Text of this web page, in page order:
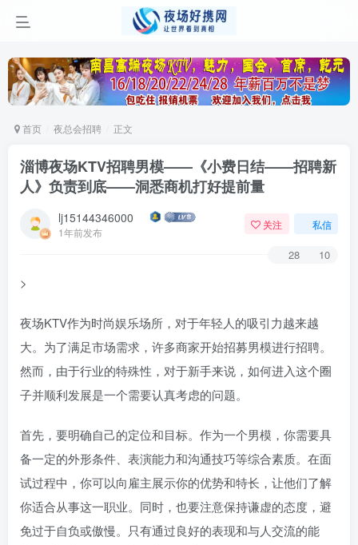
首页 夜总会招聘 正文
淄博夜场KTV招聘男模——《小费日结——招聘新
人》负责到底——洞悉商机打好提前量
lj15144346000
1年前发布
关注 私信
28 10
>
夜场KTV作为时尚娱乐场所，对于年轻人的吸引力越来越
大。为了满足市场需求，许多商家开始招募男模进行招聘。
然而，由于行业的特殊性，对于新手来说，如何进入这个圈
子并顺利发展是一个需要认真考虑的问题。
首先，要明确自己的定位和目标。作为一个男模，你需要具
备一定的外形条件、表演能力和沟通技巧等综合素质。在面
试过程中，你可以向雇主展示你的优势和特长，让他们了解
你适合从事这一职业。同时，也要注意保持谦虚的态度，避
免过于自负或傲慢。只有通过良好的表现和与人交流的能